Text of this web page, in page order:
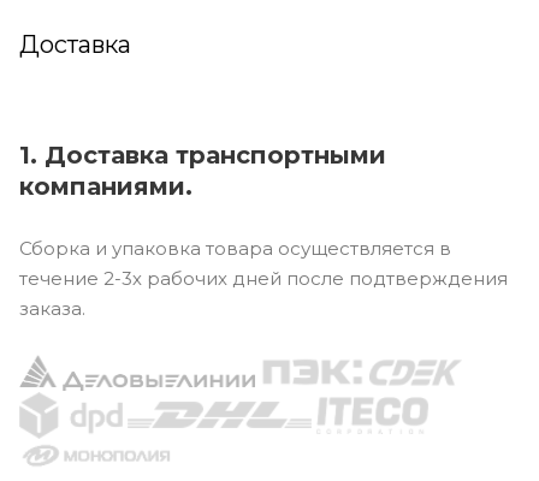
Доставка
1. Доставка транспортными
компаниями.
Сборка и упаковка товара осуществляется в
течение 2-3х рабочих дней после подтверждения
заказа.